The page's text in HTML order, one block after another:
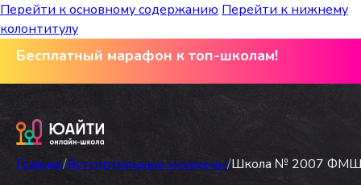
Перейти к основному содержанию Перейти к нижнему
колонтитулу
Бесплатный марафон к топ-школам!
Главная/Вступительные экзамены/Школа № 2007 ФМШ